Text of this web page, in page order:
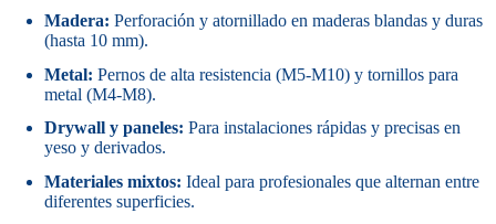
Madera: Perforación y atornillado en maderas blandas y duras
(hasta 10 mm).
Metal: Pernos de alta resistencia (M5-M10) y tornillos para
metal (M4-M8).
Drywall y paneles: Para instalaciones rápidas y precisas en
yeso y derivados.
Materiales mixtos: Ideal para profesionales que alternan entre
diferentes superficies.